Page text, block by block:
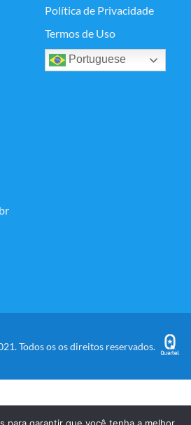
Política de Privacidade
Termos de Uso
Portuguese
Todos os os direitos reservados.